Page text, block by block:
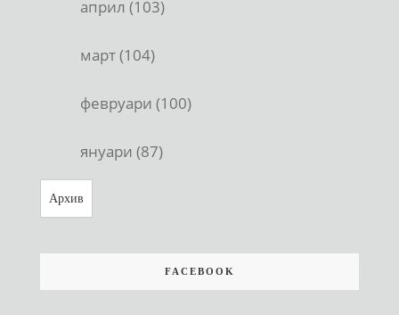
април (103)
март (104)
февруари (100)
януари (87)
Архив
FACEBOOK